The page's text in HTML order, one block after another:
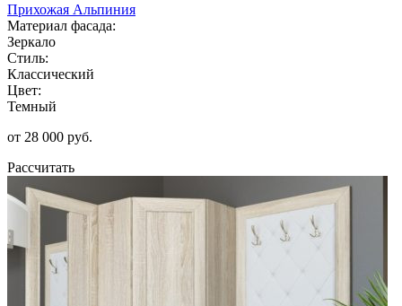
Прихожая Альпиния
Материал фасада:
Зеркало
Стиль:
Классический
Цвет:
Темный
от 28 000 руб.
Рассчитать